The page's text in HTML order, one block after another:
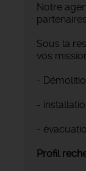
Notre
Sous la
vos
-
-
-
Profil